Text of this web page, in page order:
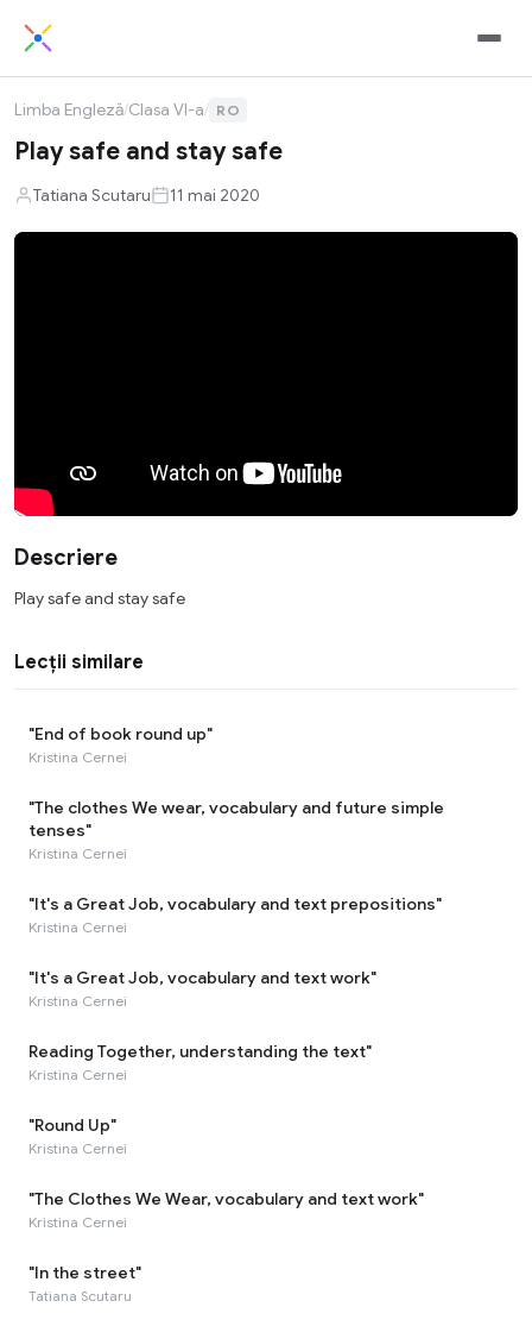
Limba Engleză/Clasa VI-a/ RO
Play safe and stay safe
Tatiana Scutaru 11 mai 2020
Descriere
Play safe and stay safe
Lecții similare
"End of book round up"
Kristina Cernei
"The clothes We wear, vocabulary and future simple
tenses"
Kristina Cernei
"It's a Great Job, vocabulary and text prepositions"
Kristina Cernei
"It's a Great Job, vocabulary and text work"
Kristina Cernei
Reading Together, understanding the text"
Kristina Cernei
"Round Up"
Kristina Cernei
"The Clothes We Wear, vocabulary and text work"
Kristina Cernei
"In the street"
Tatiana Scutaru